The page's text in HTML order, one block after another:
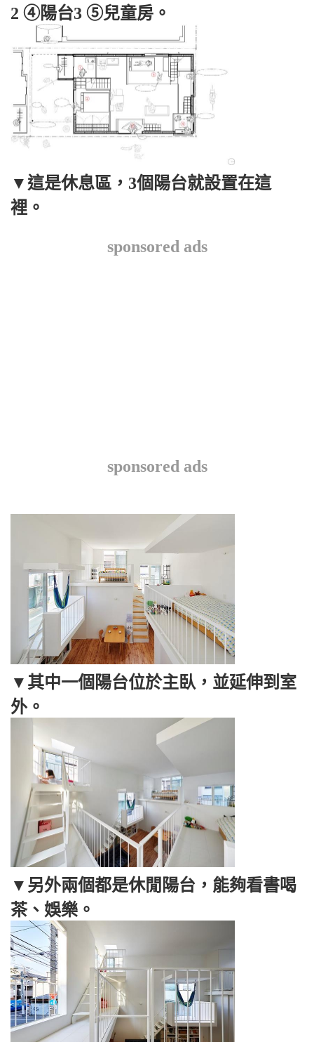
2 ④陽台3 ⑤兒童房。
▼這是休息區，3個陽台就設置在這
裡。
sponsored ads
sponsored ads
▼其中一個陽台位於主臥，並延伸到室
外。
▼另外兩個都是休閒陽台，能夠看書喝
茶、娛樂。